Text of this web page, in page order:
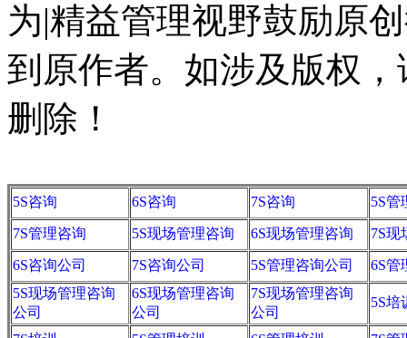
为|精益管理视野鼓励原
到原作者。如涉及版权，
删除！
5S咨询 6S咨询 7S咨询 5S管
7S管理咨询 5S现场管理咨询 6S现场管理咨询 7S现
6S咨询公司 7S咨询公司 5S管理咨询公司
6S管
5S现场管理咨询
公司
6S现场管理咨询
公司
7S现场管理咨询
公司
5S培